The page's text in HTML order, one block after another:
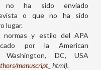
no ha sido enviado
o que no ha sido
lugar.
normas y estilo del APA
por la American
Washington, DC, USA
manuscript_ html).